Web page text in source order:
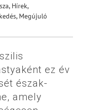
, Hírek,
, Megújuló
ez év
észak-
amely